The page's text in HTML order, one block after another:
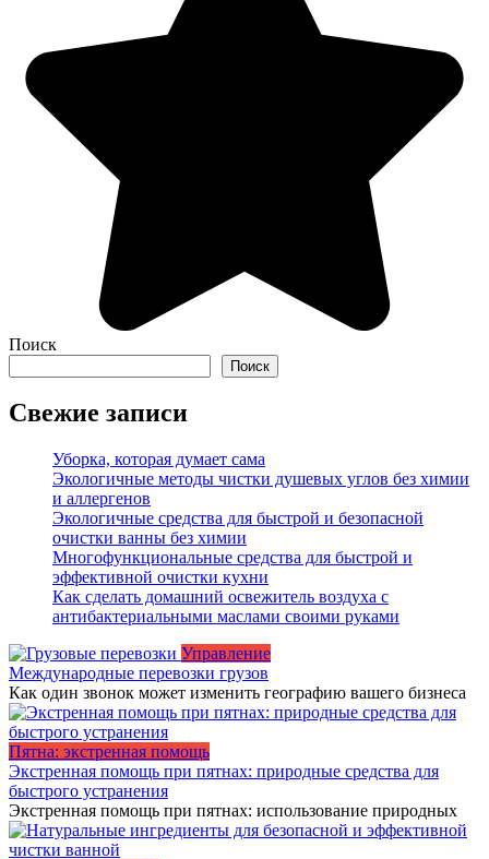
Поиск
Поиск
Свежие записи
Уборка, которая думает сама
Экологичные методы чистки душевых углов без химии
и аллергенов
Экологичные средства для быстрой и безопасной
очистки ванны без химии
Многофункциональные средства для быстрой и
эффективной очистки кухни
Как сделать домашний освежитель воздуха с
антибактериальными маслами своими руками
Управление
Международные перевозки грузов
Как один звонок может изменить географию вашего бизнеса
Пятна: экстренная помощь
Экстренная помощь при пятнах: природные средства для
быстрого устранения
Экстренная помощь при пятнах: использование природных